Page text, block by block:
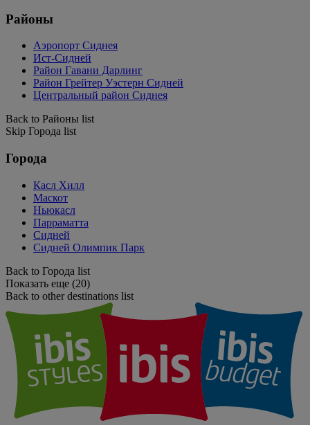
Районы
Аэропорт Сиднея
Ист-Сидней
Район Гавани Дарлинг
Район Грейтер Уэстерн Сидней
Центральный район Сиднея
Back to Районы list
Skip Города list
Города
Касл Хилл
Маскот
Ньюкасл
Парраматта
Сидней
Сидней Олимпик Парк
Back to Города list
Показать еще (20)
Back to other destinations list